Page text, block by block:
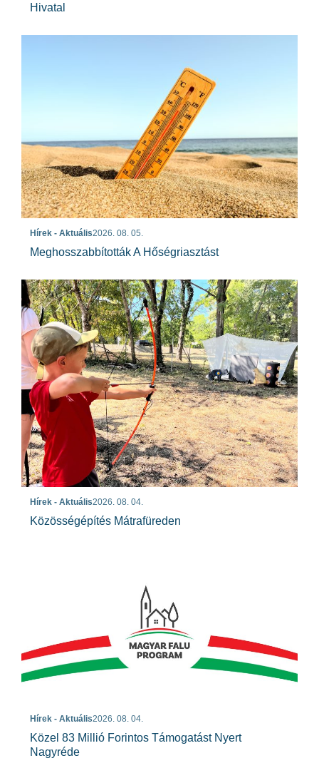
Hivatal
Hírek - Aktuális2026. 08. 05.
Meghosszabbították A Hőségriasztást
Hírek - Aktuális2026. 08. 04.
Közösségépítés Mátrafüreden
Hírek - Aktuális2026. 08. 04.
Közel 83 Millió Forintos Támogatást Nyert
Nagyréde